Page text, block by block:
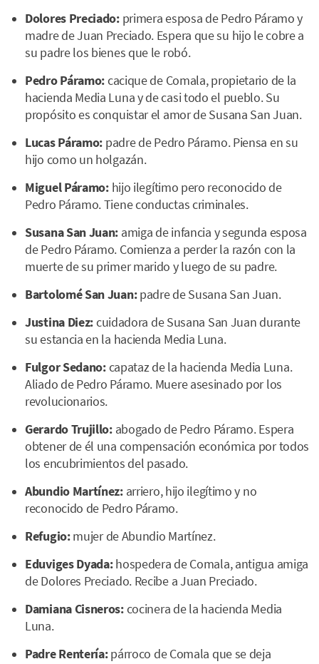
Dolores Preciado: primera esposa de Pedro Páramo y
madre de Juan Preciado. Espera que su hijo le cobre a
su padre los bienes que le robó.
Pedro Páramo:cacique de Comala, propietario de la
hacienda Media Luna y de casi todo el pueblo. Su
propósito es conquistar el amor de Susana San Juan.
Lucas Páramo: padre de Pedro Páramo. Piensa en su
hijo como un holgazán.
Miguel Páramo: hijo ilegítimo pero reconocido de
Pedro Páramo. Tiene conductas criminales.
Susana San Juan: amiga de infancia y segunda esposa
de Pedro Páramo. Comienza a perder la razón con la
muerte de su primer marido y luego de su padre.
Bartolomé San Juan:padre de Susana San Juan.
Justina Diez:cuidadora de Susana San Juan durante
su estancia en la hacienda Media Luna.
Fulgor Sedano:capataz de la hacienda Media Luna.
Aliado de Pedro Páramo. Muere asesinado por los
revolucionarios.
Gerardo Trujillo: abogado de Pedro Páramo. Espera
obtener de él una compensación económica por todos
los encubrimientos del pasado.
Abundio Martínez: arriero, hijo ilegítimo y no
reconocido de Pedro Páramo.
Refugio:mujer de Abundio Martínez.
Eduviges Dyada:hospedera de Comala, antigua amiga
de Dolores Preciado. Recibe a Juan Preciado.
Damiana Cisneros:cocinera de la hacienda Media
Luna.
Padre Rentería:párroco de Comala que se deja